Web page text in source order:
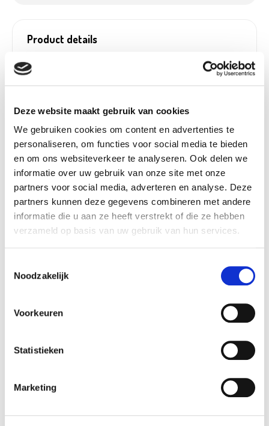
Deze website maakt gebruik van cookies
We gebruiken cookies om content en advertenties te
personaliseren, om functies voor social media te bieden
en om ons websiteverkeer te analyseren. Ook delen we
informatie over uw gebruik van onze site met onze
partners voor social media, adverteren en analyse. Deze
partners kunnen deze gegevens combineren met andere
informatie die u aan ze heeft verstrekt of die ze hebben
verzameld op basis van uw gebruik van hun services.
Noodzakelijk
Voorkeuren
Statistieken
Marketing
Product details
Ecocheques:
Gewicht:
0,70 kg
Artikel nummer:
1236917
Verantwoordelijk marktdeelnemer in de EU
Naninne